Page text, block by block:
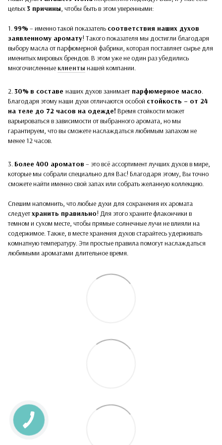
целых3 причины, чтобы быть в этом уверенными:
1. 99% – именно такой показатель соответствия наших духов
заявленному аромату! Такого показателя мы достигли благодаря
выбору масла от парфюмерной фабрики, которая поставляет сырье для
именитых мировых брендов. В этом уже не один раз убедились
многочисленные клиенты нашей компании.
2.30% в составе наших духов занимает парфюмерное масло.
Благодаря этому наши духи отличаются особой стойкость – от 24
на теле до 72 часов на одежде! Время стойкости может
варьироваться в зависимости от выбранного аромата, но мы
гарантируем, что вы сможете наслаждаться любимым запахом не
менее 12 часов.
3. Более 400 ароматов – это всё ассортимент лучших духов в мире,
которые мы собрали специально для Вас! Благодаря этому, Вы точно
сможете найти именно свой запах или собрать желанную коллекцию.
Спешим напомнить, что любые духи для сохранения их аромата
следуетхранить правильно! Для этого храните флакончики в
темном и сухом месте, чтобы прямые солнечные лучи не влияли на
содержимое. Также, в месте хранения духов старайтесь удерживать
комнатную температуру. Эти простые правила помогут наслаждаться
любимыми ароматами длительное время.